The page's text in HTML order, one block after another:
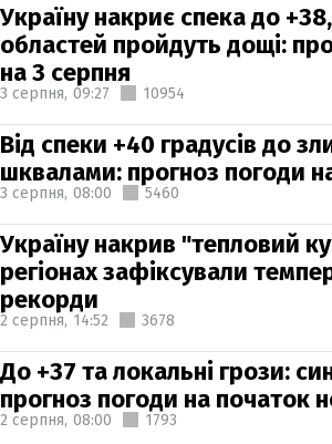
Україну накриє спека до
областей пройдуть дощі:
на 3 серпня
3 серпня, 09:27 10954
Від спеки +40 градусів до
шквалами: прогноз погоди
3 серпня, 08:00 5460
Україну накрив "тепловий
регіонах зафіксували
рекорди
2 серпня, 14:52 3678
До +37 та локальні грози:
прогноз погоди на початок
2 серпня, 08:00 1793